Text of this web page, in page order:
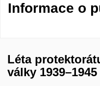
Informace o
Léta
války 1939–1945